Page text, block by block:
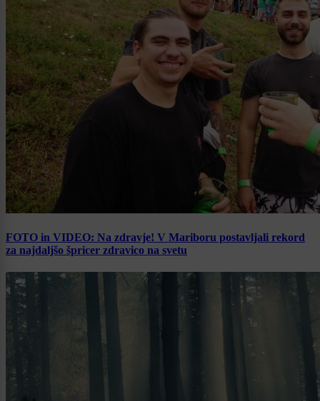
FOTO in VIDEO: Na zdravje! V Mariboru postavljali rekord
za najdaljšo špricer zdravico na svetu